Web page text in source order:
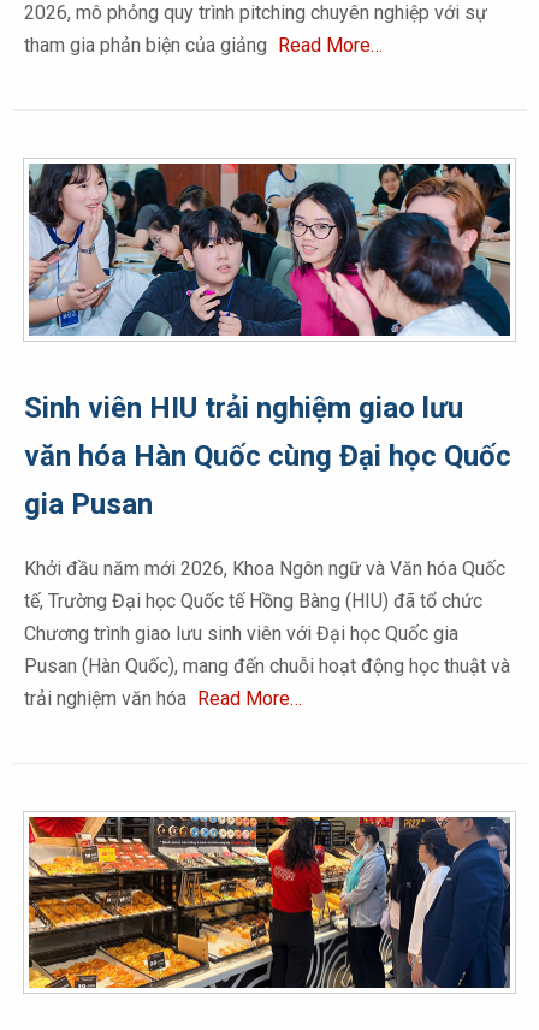
2026, mô phỏng quy trình pitching chuyên nghiệp với sự
tham gia phản biện của giảng Read More…
Sinh viên HIU trải nghiệm giao lưu
văn hóa Hàn Quốc cùng Đại học Quốc
gia Pusan
Khởi đầu năm mới 2026, Khoa Ngôn ngữ và Văn hóa Quốc
tế, Trường Đại học Quốc tế Hồng Bàng (HIU) đã tổ chức
Chương trình giao lưu sinh viên với Đại học Quốc gia
Pusan (Hàn Quốc), mang đến chuỗi hoạt động học thuật và
trải nghiệm văn hóa Read More…